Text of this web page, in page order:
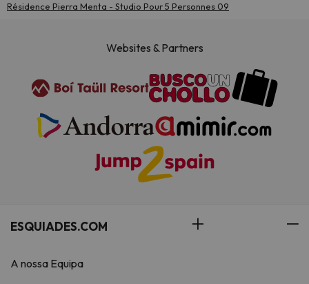
Résidence Pierra Menta - Studio Pour 5 Personnes 09
Websites & Partners
ESQUIADES.COM
A nossa Equipa